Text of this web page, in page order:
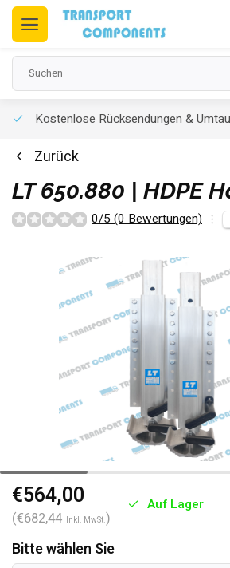
Kostenlose Rücksendungen &
Zurück
LT 650.880 | HDPE
0/5 (0 Bewertungen)
€564,00
(€682,44 Inkl. MwSt.)
Auf Lager
Bitte wählen Sie